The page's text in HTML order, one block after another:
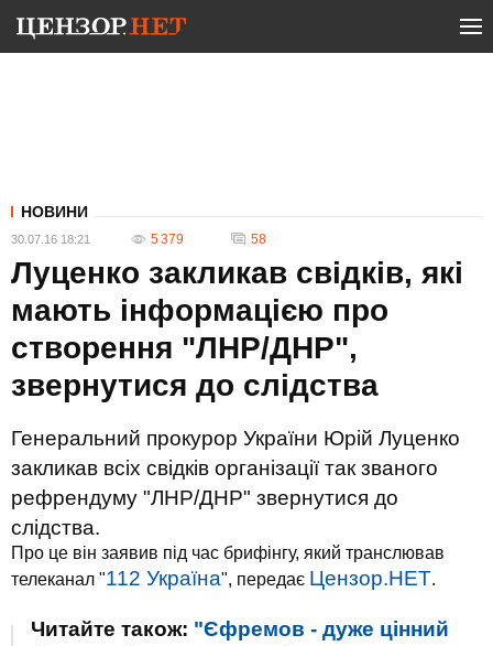
НОВИНИ
30.07.16 18:21 5 379 58
Луценко закликав свідків, які
мають інформацією про
створення "ЛНР/ДНР",
звернутися до слідства
Генеральний прокурор України Юрій Луценко
закликав всіх свідків організації так званого
рефрендуму "ЛНР/ДНР" звернутися до
слідства.
Про це він заявив під час брифінгу, який транслював
телеканал "112 Україна", передає Цензор.НЕТ.
Читайте також: "Єфремов - дуже цінний